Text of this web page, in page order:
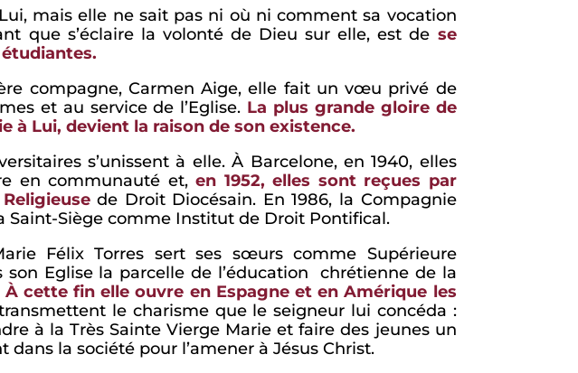
mais elle ne sait pas ni où ni comment sa vocation
que s’éclaire la volonté de Dieu sur elle, est de se
compagne, Carmen Aige, elle fait un vœu privé de
et au service de l’Eglise. La plus grande gloire de
à Lui, devient la raison de son existence.
s’unissent à elle. À Barcelone, en 1940, elles
en communauté et,en 1952, elles sont reçues par
de Droit Diocésain. En 1986, la Compagnie
Saint-Siège comme Institut de Droit Pontifical.
Félix Torres sert ses sœurs comme Supérieure
son Eglise la parcelle de l’éducation chrétienne de la
À cette fin elle ouvre en Espagne et en Amérique les
le charisme que le seigneur lui concéda :
à la Très Sainte Vierge Marie et faire des jeunes un
la société pour l’amener à Jésus Christ.